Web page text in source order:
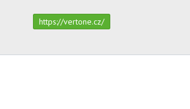
https://vertone.cz/